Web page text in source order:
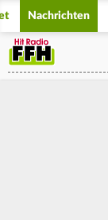
Nachrichten